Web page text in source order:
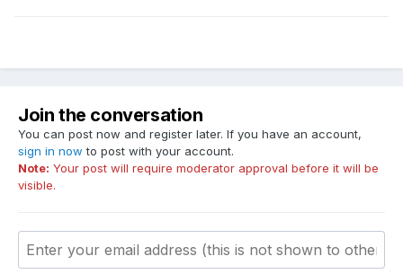
Join the conversation
You can post now and register later. If you have an account,
sign in now to post with your account.
Note: Your post will require moderator approval before it will be
visible.